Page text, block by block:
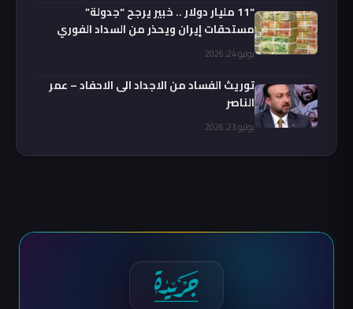
“11 مليار دولار .. خبير يرجح “جدولة”
مستحقات إيران ويحذر من السداد الفوري
يوليو 24, 2026
توريث الفساد من الاجداد الى الاحفاد – عمر
الناصر
يوليو 23, 2026